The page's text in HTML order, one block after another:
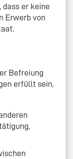
dass er keine
Erwerb von
Befreiung
erfüllt sein,